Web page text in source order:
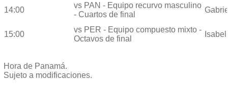
14:00
vs PAN - Equipo recurvo masculino
- Cuartos de final
15:00
vs PER - Equipo compuesto mixto -
Octavos de final
Hora de Panamá.
Sujeto a modificaciones.